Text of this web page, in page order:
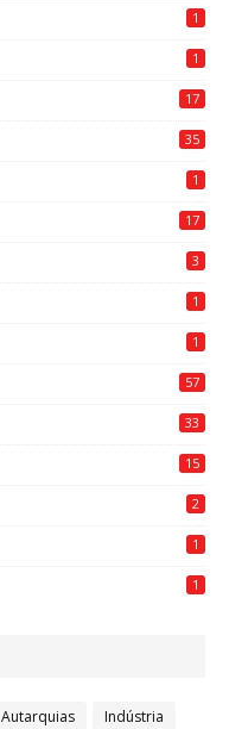
1
1
17
35
1
17
3
1
1
57
33
15
2
1
1
Autarquias
Indústria